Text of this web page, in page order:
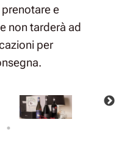
e
non tarderà ad
per